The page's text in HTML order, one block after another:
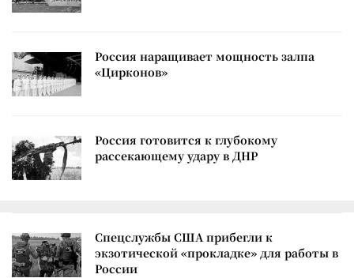
Россия наращивает мощность залпа
«Цирконов»
Россия готовится к глубокому
рассекающему удару в ДНР
Спецслужбы США прибегли к
экзотической «прокладке» для работы в
России